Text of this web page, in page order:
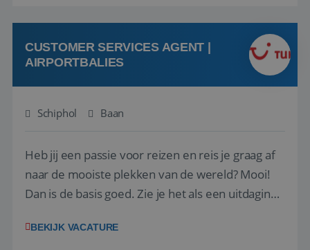
op zoek naar een enthousiaste, leergie...
CUSTOMER SERVICES AGENT |
AIRPORTBALIES
Schiphol Baan
Heb jij een passie voor reizen en reis je graag af
naar de mooiste plekken van de wereld? Mooi!
Dan is de basis goed. Zie je het als een uitdaging
het samenstellen en boeken van de perfecte
BEKIJK VACATURE